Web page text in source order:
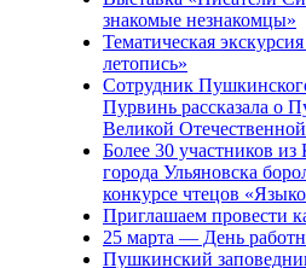
знакомые незнакомцы»
Тематическая
летопись»
Сотрудник
Пурвинь рассказала о
Великой
Более 30 участников из
города Ульяновска
конкурсе чтецов
Приглашаем провести
25 марта — День
Пушкинский